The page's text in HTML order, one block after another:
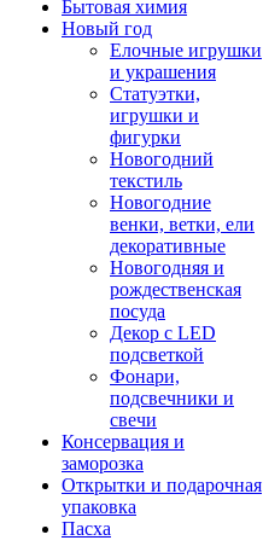
Бытовая химия
Новый год
Елочные игрушки
и украшения
Статуэтки,
игрушки и
фигурки
Новогодний
текстиль
Новогодние
венки, ветки, ели
декоративные
Новогодняя и
рождественская
посуда
Декор с LED
подсветкой
Фонари,
подсвечники и
свечи
Консервация и
заморозка
Открытки и подарочная
упаковка
Пасха